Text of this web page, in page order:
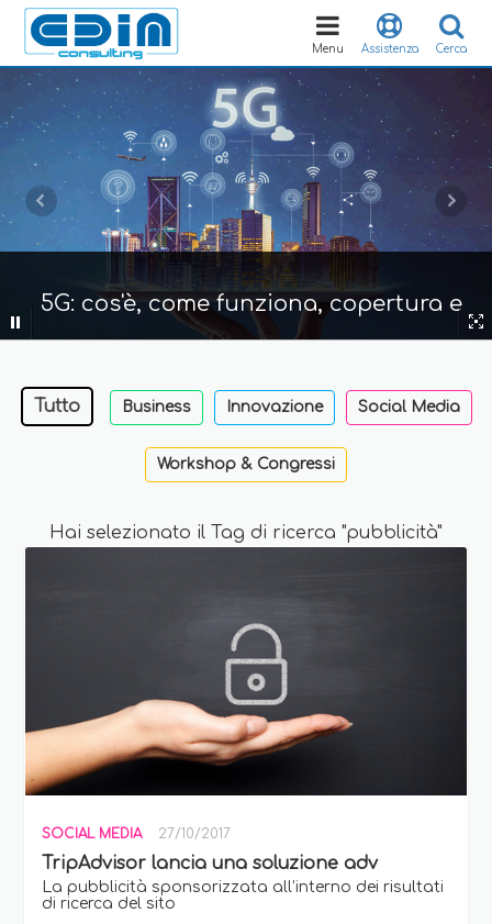
Cerca
Assistenza
Toggle
navigation
Menu
5G: cos'è, come funziona, copertura e
Tutto Business Innovazione Social Media
Workshop & Congressi
Hai selezionato il Tag di ricerca "pubblicità"
SOCIAL MEDIA 27/10/2017
TripAdvisor lancia una soluzione adv
La pubblicità sponsorizzata all’interno dei risultati
di ricerca del sito